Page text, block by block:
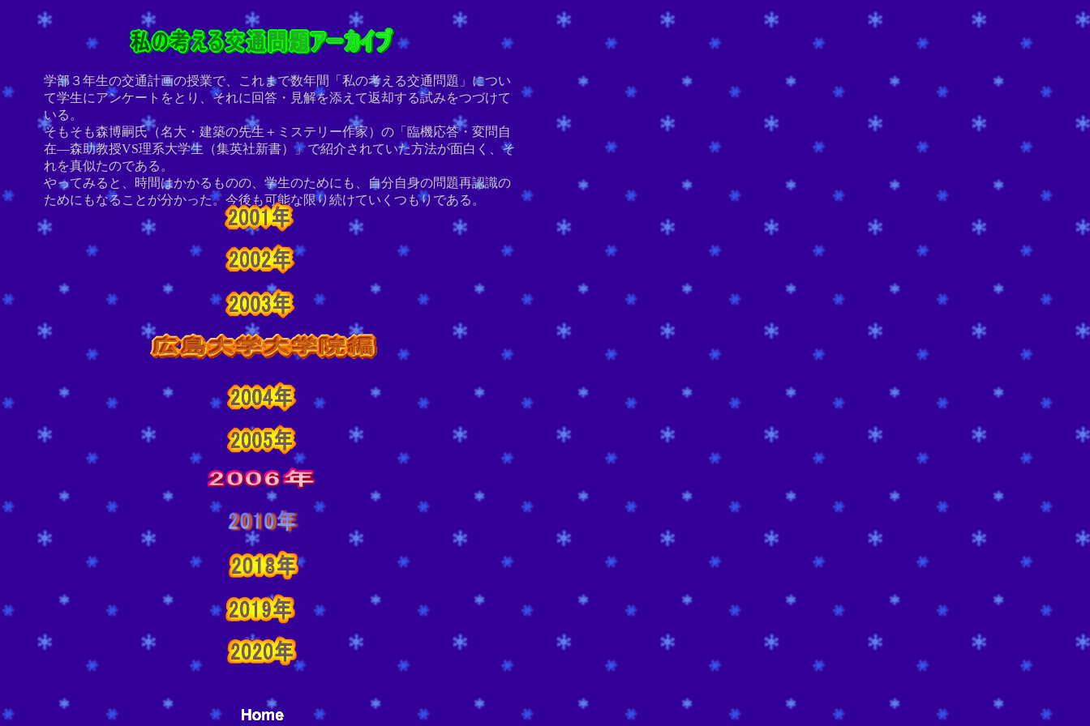
学部３年生の交通計画の授業で、これまで数年間「私の考える交通問題」につい
て学生にアンケートをとり、それに回答・見解を添えて返却する試みをつづけて
いる。
そもそも森博嗣氏（名大・建築の先生＋ミステリー作家）の「臨機応答・変問自
在―森助教授VS理系大学生（集英社新書）」で紹介されていた方法が面白く、そ
れを真似たのである。
やってみると、時間はかかるものの、学生のためにも、自分自身の問題再認識の
ためにもなることが分かった。今後も可能な限り続けていくつもりである。